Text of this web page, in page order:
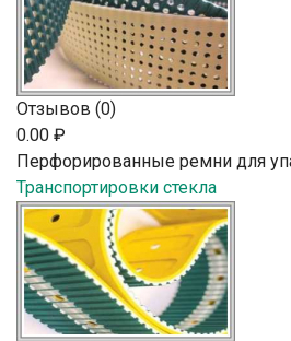
Отзывов (0)
0.00 ₽
Перфорированные ремни для
Транспортировки стекла